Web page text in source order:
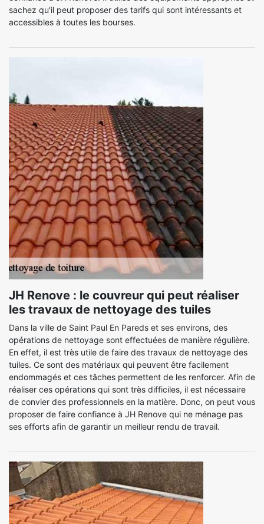
sachez qu'il peut proposer des tarifs qui sont intéressants et
accessibles à toutes les bourses.
JH Renove : le couvreur qui peut réaliser
les travaux de nettoyage des tuiles
Dans la ville de Saint Paul En Pareds et ses environs, des
opérations de nettoyage sont effectuées de manière régulière.
En effet, il est très utile de faire des travaux de nettoyage des
tuiles. Ce sont des matériaux qui peuvent être facilement
endommagés et ces tâches permettent de les renforcer. Afin de
réaliser ces opérations qui sont très difficiles, il est nécessaire
de convier des professionnels en la matière. Donc, on peut vous
proposer de faire confiance à JH Renove qui ne ménage pas
ses efforts afin de garantir un meilleur rendu de travail.